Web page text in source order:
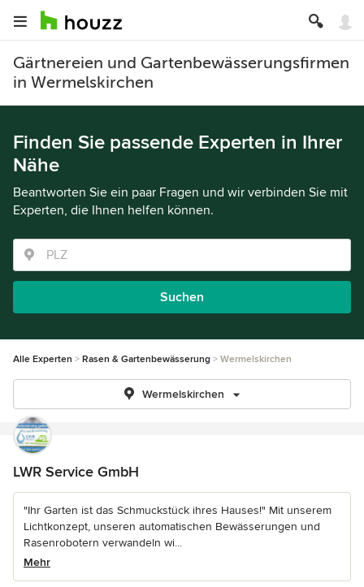
Gärtnereien und Gartenbewässerungsfirmen
in Wermelskirchen
Finden Sie passende Experten in Ihrer
Nähe
Beantworten Sie ein paar Fragen und wir verbinden Sie mit
Experten, die Ihnen helfen können.
Suchen
Alle Experten Rasen & Gartenbewässerung Wermelskirchen
Wermelskirchen
LWR Service GmbH
"Ihr Garten ist das Schmuckstück ihres Hauses!" Mit unserem
Lichtkonzept, unseren automatischen Bewässerungen und
Rasenrobotern verwandeln wi...
Mehr